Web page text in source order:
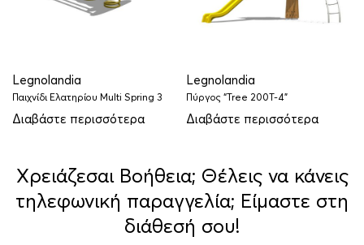
Legnolandia
Παιχνίδι Eλατηρίου Multi Spring 3
Διαβάστε περισσότερα
Legnolandia
Πύργος “Tree 200Τ-4”
Διαβάστε περισσότερα
Χρειάζεσαι Βοήθεια; Θέλεις να κάνεις
τηλεφωνική παραγγελία; Είμαστε στη
διάθεσή σου!